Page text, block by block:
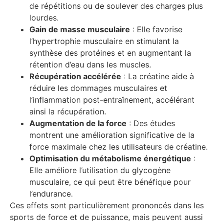
de répétitions ou de soulever des charges plus
lourdes.
Gain de masse musculaire : Elle favorise
l’hypertrophie musculaire en stimulant la
synthèse des protéines et en augmentant la
rétention d’eau dans les muscles.
Récupération accélérée : La créatine aide à
réduire les dommages musculaires et
l’inflammation post-entraînement, accélérant
ainsi la récupération.
Augmentation de la force : Des études
montrent une amélioration significative de la
force maximale chez les utilisateurs de créatine.
Optimisation du métabolisme énergétique :
Elle améliore l’utilisation du glycogène
musculaire, ce qui peut être bénéfique pour
l’endurance.
Ces effets sont particulièrement prononcés dans les
sports de force et de puissance, mais peuvent aussi